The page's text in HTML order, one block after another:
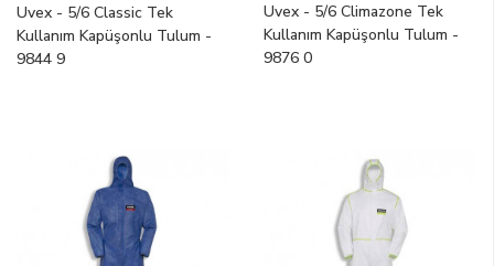
Uvex - 5/6 Classic Tek
Kullanım Kapüşonlu Tulum -
9844 9
Uvex - 5/6 Climazone Tek
Kullanım Kapüşonlu Tulum -
9876 0